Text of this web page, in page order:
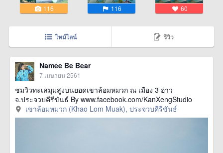
116 116 60
ไทม์ไลน์ รีวิว
Namee Be Bear
7 เมษายน 2561
ชมวิวทะเลมุมสูงบนยอดเขาล้อมหมวก ณ เมือง 3 อ่าว
จ.ประจวบคีรีขันธ์ By www.facebook.com/KanXengStudio
เขาล้อมหมวก (Khao Lom Muak), ประจวบคีรีขันธ์